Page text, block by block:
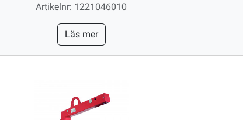
Artikelnr: 1221046010
Läs mer